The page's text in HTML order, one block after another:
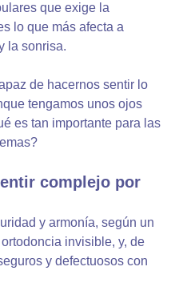
que exige la
lo que más afecta a
la sonrisa.
de hacernos sentir lo
tengamos unos ojos
es tan importante para las
complejo por
y armonía, según un
invisible, y, de
y defectuosos con